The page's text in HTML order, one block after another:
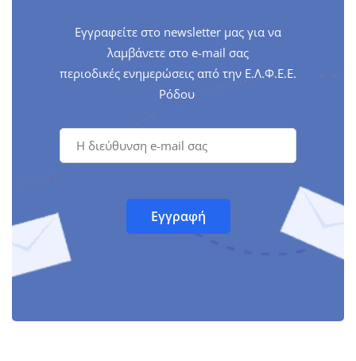
Εγγραφείτε στο newsletter μας για να
λαμβάνετε στο e-mail σας
περιοδικές ενημερώσεις από την Ε.Λ.Φ.Ε.Ε.
Ρόδου